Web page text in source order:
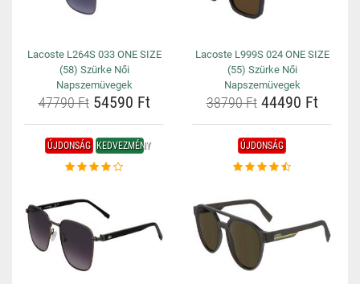
Lacoste L264S 033 ONE SIZE
(58) Szürke Női
Napszemüvegek
47790 Ft54590 Ft
Lacoste L999S 024 ONE SIZE
(55) Szürke Női
Napszemüvegek
38790 Ft44490 Ft
ÚJDONSÁG KEDVEZMÉNY ÚJDONSÁG